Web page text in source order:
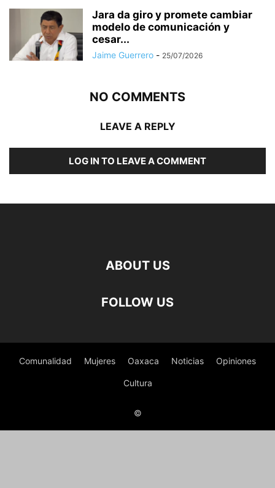
Jara da giro y promete cambiar
modelo de comunicación y
cesar...
Jaime Guerrero - 25/07/2026
NO COMMENTS
LEAVE A REPLY
LOG IN TO LEAVE A COMMENT
ABOUT US
FOLLOW US
Comunalidad Mujeres Oaxaca Noticias Opiniones
Cultura
©